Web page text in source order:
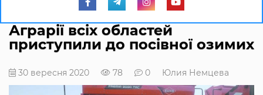
Аграрії всіх областей
приступили до посівної озимих
30 вересня 2020 78 0 Юлия Немцева